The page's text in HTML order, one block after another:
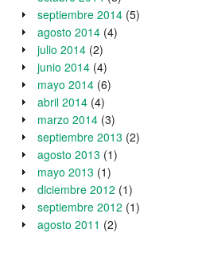
septiembre 2014 (5)
agosto 2014 (4)
julio 2014 (2)
junio 2014 (4)
mayo 2014 (6)
abril 2014 (4)
marzo 2014 (3)
septiembre 2013 (2)
agosto 2013 (1)
mayo 2013 (1)
diciembre 2012 (1)
septiembre 2012 (1)
agosto 2011 (2)